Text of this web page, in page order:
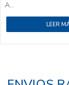
A...
LEER